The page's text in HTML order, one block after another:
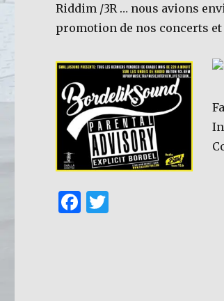
Riddim /3R … nous avions
promotion de nos concerts
F